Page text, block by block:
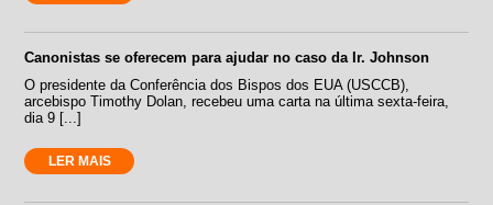
Canonistas se oferecem para ajudar no caso da Ir. Johnson
O presidente da Conferência dos Bispos dos EUA (USCCB),
arcebispo Timothy Dolan, recebeu uma carta na última sexta-feira,
dia 9 [...]
LER MAIS